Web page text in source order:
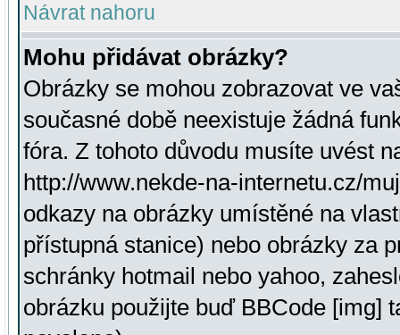
Návrat nahoru
Mohu přidávat obrázky?
Obrázky se mohou zobrazovat ve
současné době neexistuje žádná
fóra. Z tohoto důvodu musíte uvést
http://www.nekde-na-internetu.cz/
odkazy na obrázky umístěné na
přístupná stanice) nebo obrázky za
schránky hotmail nebo yahoo,
obrázku použijte buď BBCode [img]